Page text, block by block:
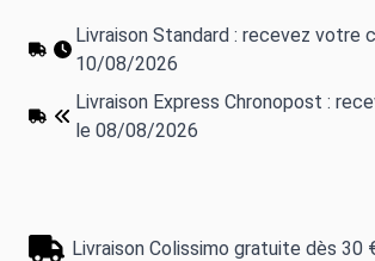
Livraison Standard : recevez votre
10/08/2026
Livraison Express Chronopost :
le 08/08/2026
Livraison Colissimo gratuite dès 30